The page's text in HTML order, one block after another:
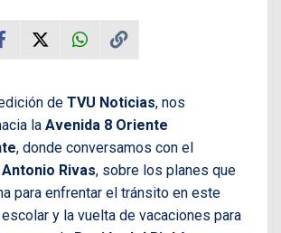
de TVU Noticias, nos
la Avenida 8 Oriente
, donde conversamos con el
Rivas, sobre los planes que
para enfrentar el tránsito en este
y la vuelta de vacaciones para